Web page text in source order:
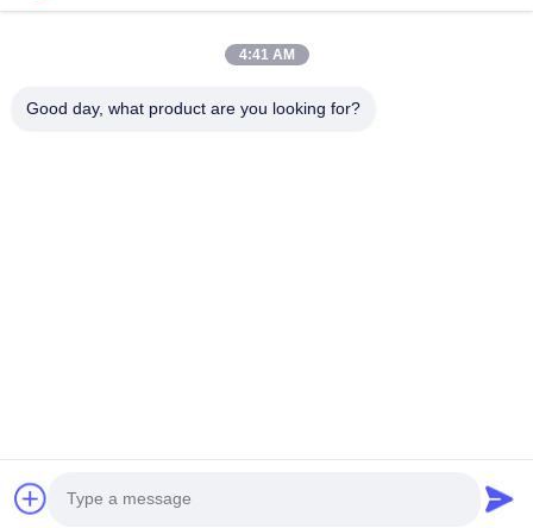
Liens Rapides
Produits
VR Show
Au Sujet De Nous
4:41 AM
Good day, what product are you looking for?